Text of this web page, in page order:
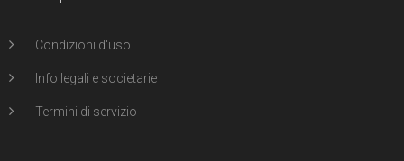
Condizioni d'uso
Info legali e societarie
Termini di servizio